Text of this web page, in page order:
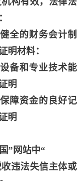
全的财务会计制
明材料：
备和专业技术能
明
障资金的良好记
明
”网站中“
违法失信主体或